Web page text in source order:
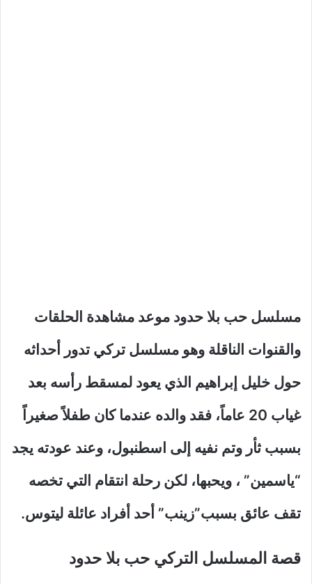
مسلسل حب بلا حدود موعد مشاهدة الحلقات
والقنوات الناقلة وهو مسلسل تركي تدور أحداثه
حول خليل إبراهيم الذي يعود لمسقط رأسه بعد
غياب 20 عاماً، فقد والده عندما كان طفلاً صغيراً
بسبب ثأر وتم نفيه إلى اسطنبول، وعند عودته يجد
“ياسمين” ، ويحبها، لكن رحلة انتقام التي تخصه
تقف عائق بسبب”زينب” أحد أفراد عائلة ليتوس.
قصة المسلسل التركي حب بلا حدود